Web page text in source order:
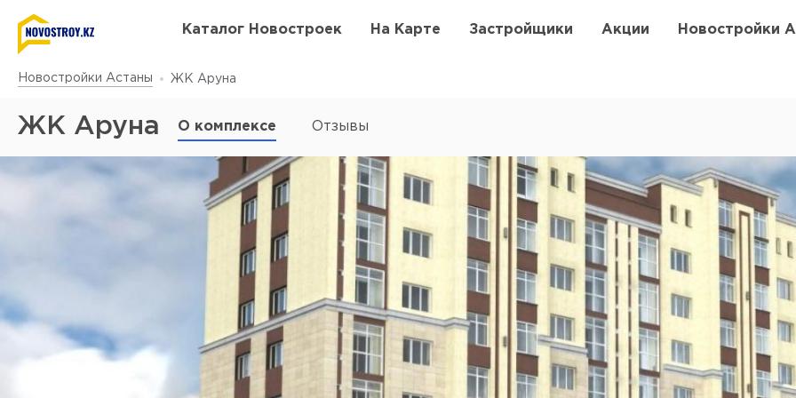
Каталог Новостроек На Карте Застройщики Акции Новостройки
Новостройки Астаны ЖК Аруна
ЖК Аруна О комплексе Отзывы